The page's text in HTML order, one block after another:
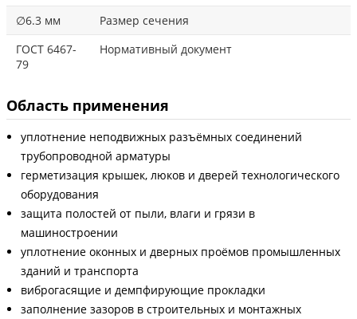
∅6.3 мм
Размер сечения
ГОСТ 6467-
79
Нормативный документ
Область применения
уплотнение неподвижных разъёмных соединений
трубопроводной арматуры
герметизация крышек, люков и дверей технологического
оборудования
защита полостей от пыли, влаги и грязи в
машиностроении
уплотнение оконных и дверных проёмов промышленных
зданий и транспорта
виброгасящие и демпфирующие прокладки
заполнение зазоров в строительных и монтажных